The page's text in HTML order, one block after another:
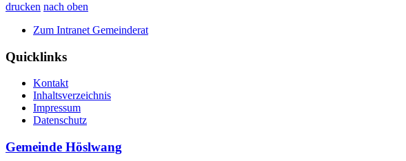
drucken nach oben
Zum Intranet Gemeinderat
Quicklinks
Kontakt
Inhaltsverzeichnis
Impressum
Datenschutz
Gemeinde Höslwang